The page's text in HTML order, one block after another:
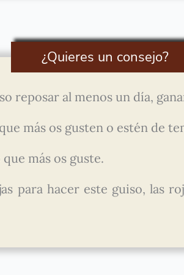
¿Quieres un consejo?
reposar al menos un día,
más os gusten o estén de
más os guste.
para hacer este guiso, las